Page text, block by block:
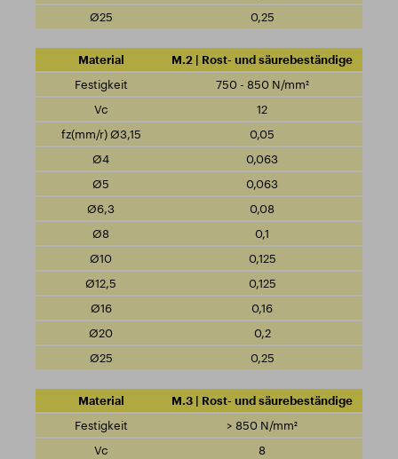
0,25
M.2 | Rost- und säurebeständige
750 - 850 N/mm²
12
0,05
0,063
0,063
0,08
0,1
0,125
0,125
0,16
0,2
0,25
M.3 | Rost- und säurebeständige
> 850 N/mm²
8